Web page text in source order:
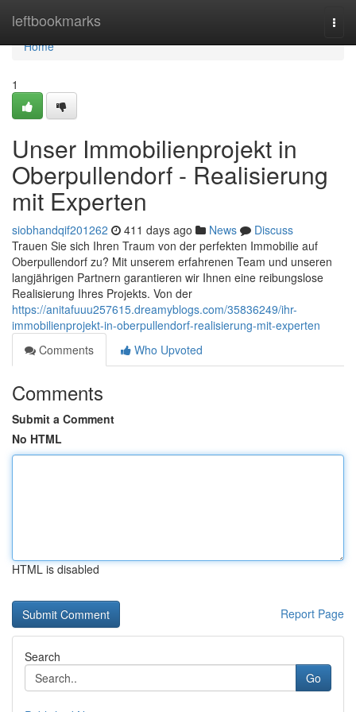
leftbookmarks
Home
Home
1
Unser Immobilienprojekt in
Oberpullendorf - Realisierung
mit Experten
siobhandqif201262 411 days ago News
Discuss
Trauen Sie sich Ihren Traum von der perfekten Immobilie auf
Oberpullendorf zu? Mit unserem erfahrenen Team und unseren
langjährigen Partnern garantieren wir Ihnen eine reibungslose
Realisierung Ihres Projekts. Von der
https://anitafuuu257615.dreamyblogs.com/35836249/ihr-
immobilienprojekt-in-oberpullendorf-realisierung-mit-experten
Comments
Who Upvoted
Comments
Submit a Comment
No HTML
HTML is disabled
Report Page
Search
Go